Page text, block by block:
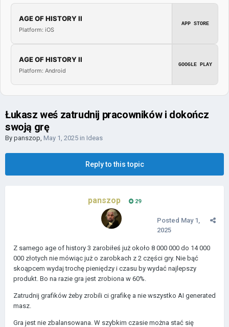
AGE OF HISTORY II
Platform: iOS
APP STORE
AGE OF HISTORY II
Platform: Android
GOOGLE PLAY
Łukasz weś zatrudnij pracowników i dokończ
swoją grę
By panszop, May 1, 2025 in Ideas
Reply to this topic
panszop 29
Posted May 1,
2025
Z samego age of history 3 zarobiłeś już około 8 000 000 do 14 000
000 złotych nie mówiąc już o zarobkach z 2 części gry. Nie bąć
skoąpcem wydaj trochę pieniędzy i czasu by wydać najlepszy
produkt. Bo na razie gra jest zrobiona w 60%.
Zatrudnij grafików żeby zrobili ci grafikę a nie wszystko AI generated
masz.
Gra jest nie zbalansowana. W szybkim czasie można stać się